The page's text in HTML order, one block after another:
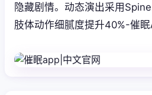
隐藏剧情。动态演出采用
肢体动作细腻度提升40%-催眠